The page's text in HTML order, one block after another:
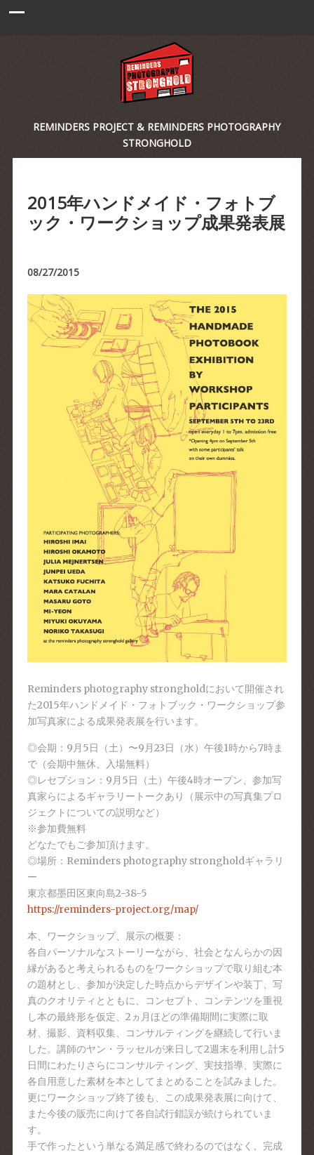
REMINDERS PROJECT & REMINDERS PHOTOGRAPHY
STRONGHOLD
2015年ハンドメイド・フォトブ
ック・ワークショップ成果発表展
08/27/2015
Reminders photography strongholdにおいて開催され
た2015年ハンドメイド・フォトブック・ワークショップ参
加写真家による成果発表展を行います。
◎会期：9月5日（土）〜9月23日（水）午後1時から7時ま
で（会期中無休、入場無料）
◎レセプション：9月5日（土）午後4時オープン、参加写
真家らによるギャラリートークあり（展示中の写真集プロ
ジェクトについての説明など）
※参加費無料
どなたでもご参加頂けます。
◎場所：Reminders photography strongholdギャラリ
ー
東京都墨田区東向島2-38-5
https://reminders-project.org/map/
本、ワークショップ、展示の概要：
各自パーソナルなストーリーながら、社会となんらかの因
縁があると考えられるものをワークショップで取り組む本
の題材とし、参加が決定した時点からデザインや装丁、写
真のクオリティとともに、コンセプト、コンテンツを重視
し本の最終形を仮定、2ヵ月ほどの準備期間に実際に取
材、撮影、資料収集、コンサルティングを継続して行いま
した。講師のヤン・ラッセルが来日して2週末を利用し計5
日間にわたりさらにコンサルティング、実技指導、実際に
各自用意した素材を本としてまとめることを試みました。
更にワークショップ終了後も、この成果発表展に向けて、
また今後の販売に向けて各自試行錯誤が続けられていま
す。
手で作ったという単なる満足感で終わるのではなく、完成